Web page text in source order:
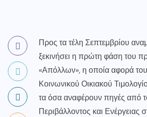
Προς τα τέλη Σεπτεμβρίου
ξεκινήσει η πρώτη φάση του
«Απόλλων», η οποία αφορά
Κοινωνικού Οικιακού
τα όσα αναφέρουν πηγές από
Περιβάλλοντος και